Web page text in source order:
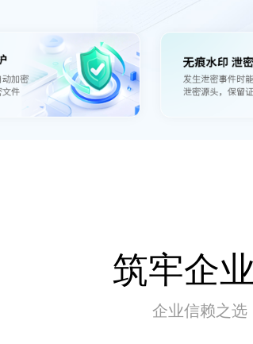
筑牢企
企业信赖之